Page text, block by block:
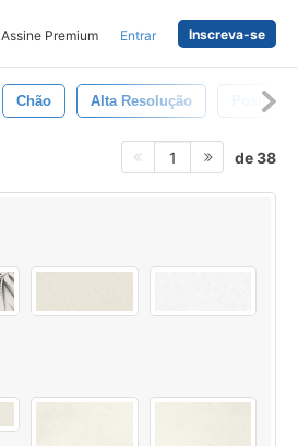
Assine Premium Entrar Inscreva-se
Chão Alta Resolução Poster
1 de 38